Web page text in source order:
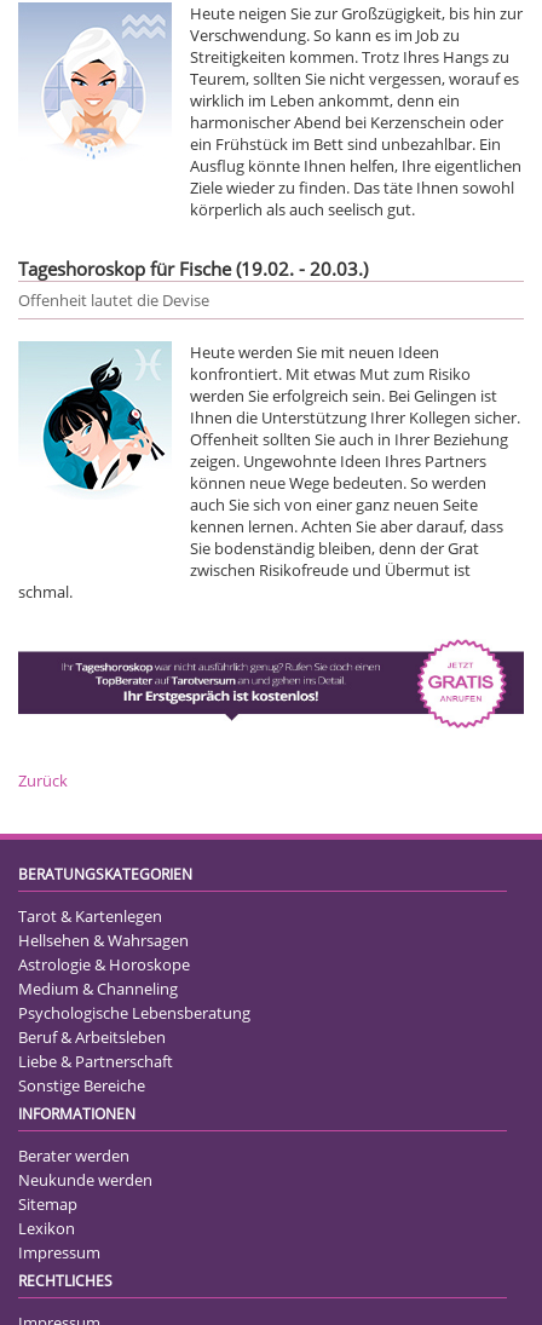
Heute neigen Sie zur Großzügigkeit, bis hin zur
Verschwendung. So kann es im Job zu
Streitigkeiten kommen. Trotz Ihres Hangs zu
Teurem, sollten Sie nicht vergessen, worauf es
wirklich im Leben ankommt, denn ein
harmonischer Abend bei Kerzenschein oder
ein Frühstück im Bett sind unbezahlbar. Ein
Ausflug könnte Ihnen helfen, Ihre eigentlichen
Ziele wieder zu finden. Das täte Ihnen sowohl
körperlich als auch seelisch gut.
Tageshoroskop für Fische (19.02. - 20.03.)
Offenheit lautet die Devise
Heute werden Sie mit neuen Ideen
konfrontiert. Mit etwas Mut zum Risiko
werden Sie erfolgreich sein. Bei Gelingen ist
Ihnen die Unterstützung Ihrer Kollegen sicher.
Offenheit sollten Sie auch in Ihrer Beziehung
zeigen. Ungewohnte Ideen Ihres Partners
können neue Wege bedeuten. So werden
auch Sie sich von einer ganz neuen Seite
kennen lernen. Achten Sie aber darauf, dass
Sie bodenständig bleiben, denn der Grat
zwischen Risikofreude und Übermut ist
schmal.
Zurück
BERATUNGSKATEGORIEN
Tarot & Kartenlegen
Hellsehen & Wahrsagen
Astrologie & Horoskope
Medium & Channeling
Psychologische Lebensberatung
Beruf & Arbeitsleben
Liebe & Partnerschaft
Sonstige Bereiche
INFORMATIONEN
Berater werden
Neukunde werden
Sitemap
Lexikon
Impressum
RECHTLICHES